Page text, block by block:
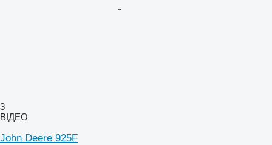
3
ВІДЕО
John Deere 925F